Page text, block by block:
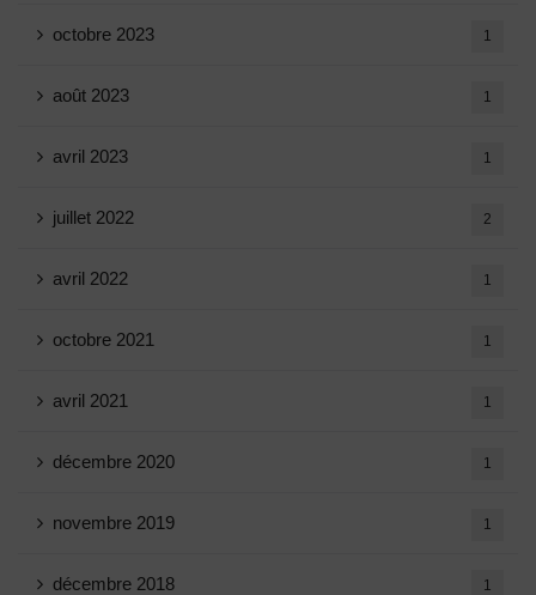
octobre 2023 1
août 2023 1
avril 2023 1
juillet 2022 2
avril 2022 1
octobre 2021 1
avril 2021 1
décembre 2020 1
novembre 2019 1
décembre 2018 1